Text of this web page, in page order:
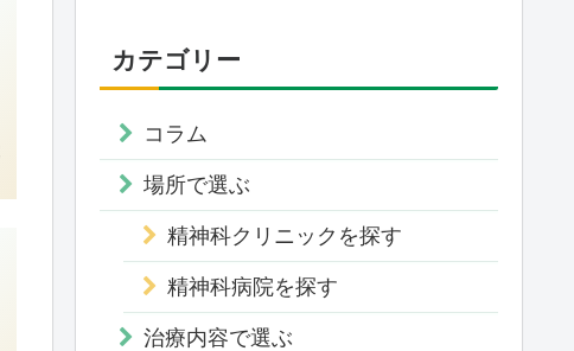
カテゴリー
コラム
場所で選ぶ
精神科クリニックを探す
精神科病院を探す
治療内容で選ぶ